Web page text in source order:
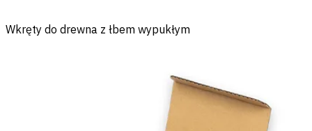
Wkręty do drewna z łbem wypukłym